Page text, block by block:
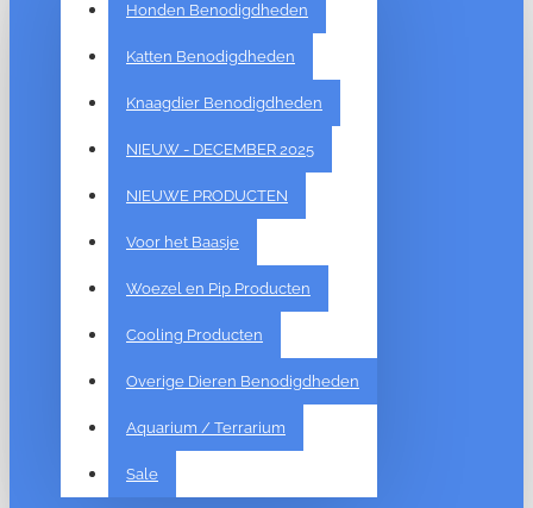
Honden Benodigdheden
Katten Benodigdheden
Knaagdier Benodigdheden
NIEUW - DECEMBER 2025
NIEUWE PRODUCTEN
Voor het Baasje
Woezel en Pip Producten
Cooling Producten
Overige Dieren Benodigdheden
Aquarium / Terrarium
Sale